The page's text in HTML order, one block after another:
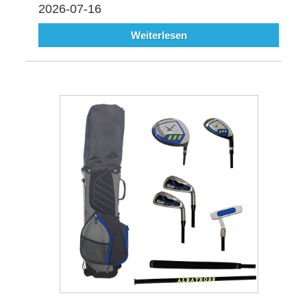
2026-07-16
Weiterlesen